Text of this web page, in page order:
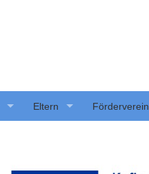
Eltern Förderverein